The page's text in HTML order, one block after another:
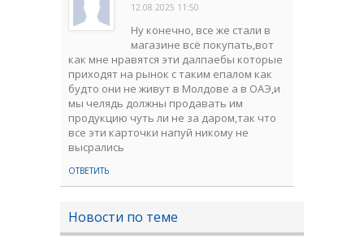
12.08.2025 11:50
Ну конечно, все же стали в
магазине всё покупать,вот
как мне нравятся эти далпаебы которые
приходят на рынок с таким епалом как
будто они не живут в Молдове а в ОАЭ,и
мы челядь должны продавать им
продукцию чуть ли не за даром,так что
все эти карточки напуй никому не
высрались
ОТВЕТИТЬ
Новости по теме